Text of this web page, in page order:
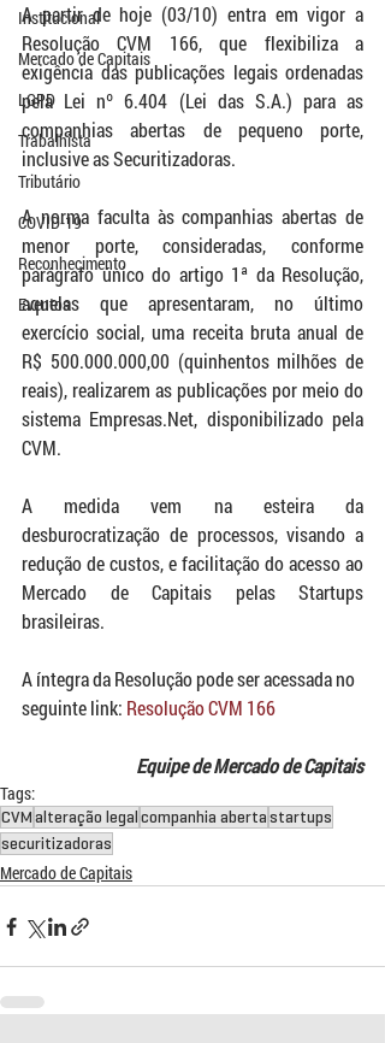
Institucional
Mercado de Capitais
LGPD
Trabalhista
Tributário
COVID-19
Reconhecimento
Eventos
A partir de hoje (03/10) entra em vigor a
Resolução CVM 166, que flexibiliza a
exigência das publicações legais ordenadas
pela Lei nº 6.404 (Lei das S.A.) para as
companhias abertas de pequeno porte,
inclusive as Securitizadoras.
A norma faculta às companhias abertas de
menor porte, consideradas, conforme
parágrafo único do artigo 1ª da Resolução,
aquelas que apresentaram, no último
exercício social, uma receita bruta anual de
R$ 500.000.000,00 (quinhentos milhões de
reais), realizarem as publicações por meio do
sistema Empresas.Net, disponibilizado pela
CVM.
A medida vem na esteira da
desburocratização de processos, visando a
redução de custos, e facilitação do acesso ao
Mercado de Capitais pelas Startups
brasileiras.
A íntegra da Resolução pode ser acessada no
seguinte link: Resolução CVM 166
Equipe de Mercado de Capitais
Tags:
CVMalteração legalcompanhia abertastartups
securitizadoras
Mercado de Capitais